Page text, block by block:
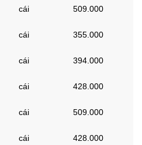
cái 509.000
cái 355.000
cái 394.000
cái 428.000
cái 509.000
cái 428.000